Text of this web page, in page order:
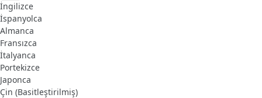
İngilizce
İspanyolca
Almanca
Fransızca
İtalyanca
Portekizce
Japonca
Çin (Basitleştirilmiş)